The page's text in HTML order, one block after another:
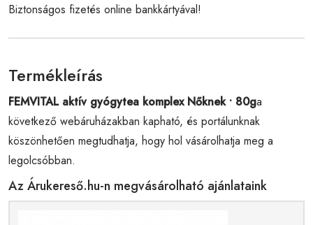
Biztonságos fizetés online bankkártyával!
Termékleírás
FEMVITAL aktív gyógytea komplex Nőknek • 80ga
következő webáruházakban kapható, és portálunknak
köszönhetően megtudhatja, hogy hol vásárolhatja meg a
legolcsóbban.
Az Árukereső.hu-n megvásárolható ajánlataink